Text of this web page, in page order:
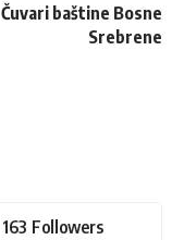
Čuvari baštine Bosne
Srebrene
163 Followers